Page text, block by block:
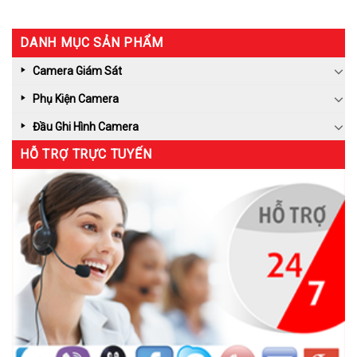
DANH MỤC SẢN PHẨM
Camera Giám Sát
Phụ Kiện Camera
Đầu Ghi Hình Camera
HỖ TRỢ TRỰC TUYẾN